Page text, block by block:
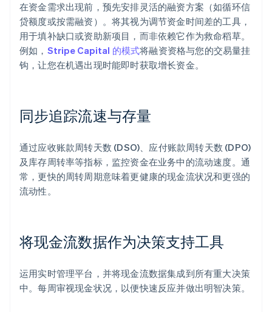
在资金需求出现前，预先安排灵活的融资方案（如循环信
贷额度或按需融资）。将其视为调节资金时间差的工具，
用于填补缺口或资助新项目，而非依赖它作为救命稻草。
例如， Stripe Capital 的模式将融资资格与您的交易量挂
钩，让您在机遇出现时能即时获取增长资金。
同步追踪流速与存量
通过应收账款周转天数 (DSO)、应付账款周转天数 (DPO)
及库存周转率等指标，监控资金在业务中的流动速度。通
常，更快的周转周期意味着更健康的现金流状况和更强的
流动性。
将现金流数据作为决策支持工具
运用实时管理平台，并将现金流数据集成到所有重大决策
中。每周审视现金状况，以便快速反应并做出明智决策。